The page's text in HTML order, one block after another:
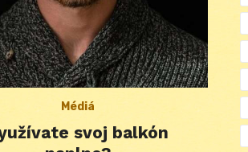
Médiá
svoj balkón